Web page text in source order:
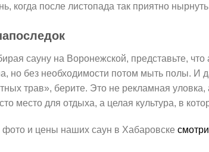
когда после листопада так приятно
сауну на Воронежской, представьте,
но без необходимости потом мыть полы. И
трав», берите. Это не рекламная уловка,
место для отдыха, а целая культура, в
фото и цены наших саун в Хабаровске